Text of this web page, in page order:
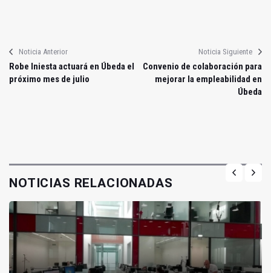
Noticia Anterior
Robe Iniesta actuará en Úbeda el
próximo mes de julio
Noticia Siguiente
Convenio de colaboración para
mejorar la empleabilidad en
Úbeda
NOTICIAS RELACIONADAS